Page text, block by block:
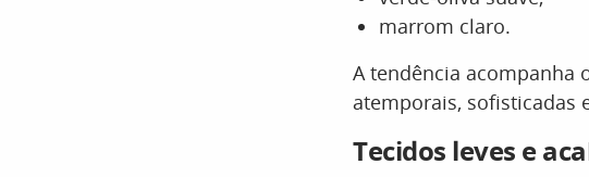
marrom claro.
A tendência acompanha
atemporais, sofisticadas
Tecidos leves e